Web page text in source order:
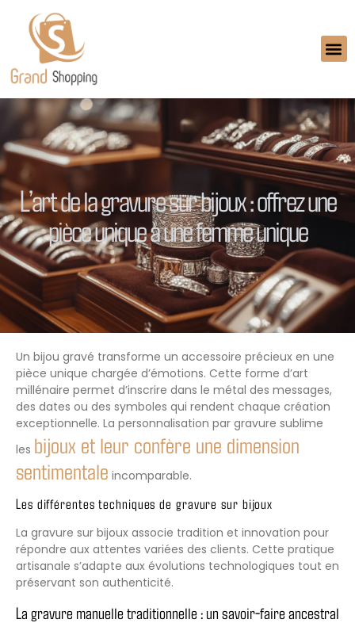
L’art de la gravure sur bijoux : offrez une
pièce unique à une femme unique
Un bijou gravé transforme un accessoire précieux en une
pièce unique chargée d’émotions. Cette forme d’art
millénaire permet d’inscrire dans le métal des messages,
des dates ou des symboles qui rendent chaque création
exceptionnelle. La personnalisation par gravure sublime
les bijoux et leur confère une dimension
sentimentale incomparable.
Les différentes techniques de gravure sur bijoux
La gravure sur bijoux associe tradition et innovation pour
répondre aux attentes variées des clients. Cette pratique
artisanale s’adapte aux évolutions technologiques tout en
préservant son authenticité.
La gravure manuelle traditionnelle : un savoir-faire ancestral